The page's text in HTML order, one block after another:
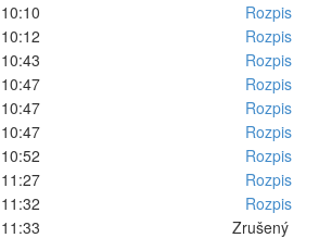
10:10 Rozpis
10:12 Rozpis
10:43 Rozpis
10:47 Rozpis
10:47 Rozpis
10:47 Rozpis
10:52 Rozpis
11:27 Rozpis
11:32 Rozpis
11:33 Zrušený